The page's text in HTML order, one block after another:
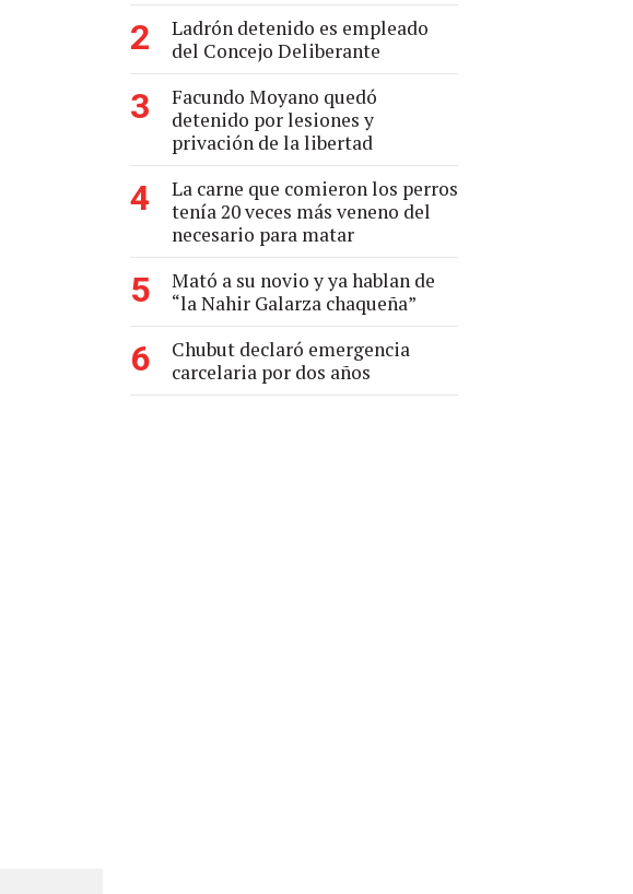
2
Ladrón detenido es empleado
del Concejo Deliberante
3
Facundo Moyano quedó
detenido por lesiones y
privación de la libertad
4
La carne que comieron los perros
tenía 20 veces más veneno del
necesario para matar
5
Mató a su novio y ya hablan de
“la Nahir Galarza chaqueña”
6
Chubut declaró emergencia
carcelaria por dos años